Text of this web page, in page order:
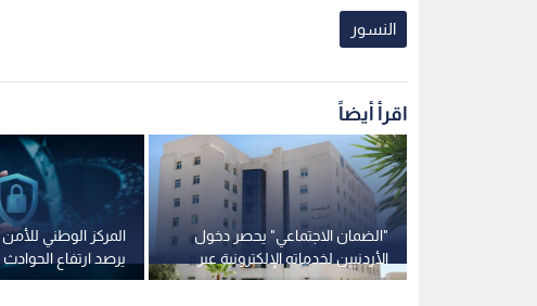
النسور
اقرأ أيضاً
المركز الوطني للأمن
بالمئة في الربع الثاني
"الضمان الاجتماعي" يحصر دخول
الأردنيين لخدماته الإلكترونية عبر
تطبيق "سند"